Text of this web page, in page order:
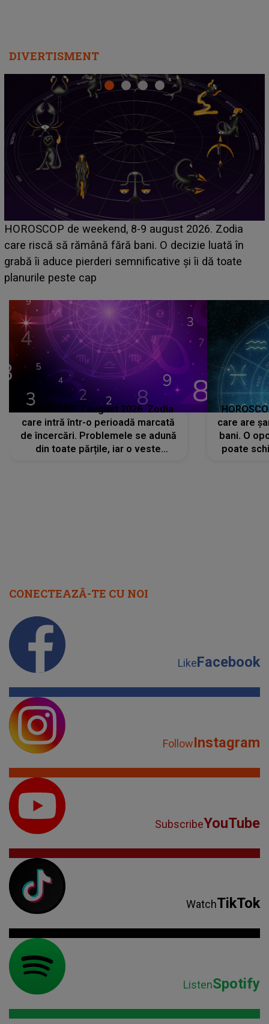
DIVERTISMENT
Emanuel a ținut ACEST DETALIU ASCUNS până
acum! În fața Alexandrei, concurentul din Casa Iubirii
face o MĂRTURISIRE NEAȘTEPTATĂ despre mama
sa: "I-am spus și ei în față, eu nu te iubesc pentru
HOROSCOP 7 august 2026. Zodia
care intră într-o perioadă marcată
de încercări. Problemele se adună
din toate părțile, iar o veste
care are
bani. O
poate
CONECTEAZĂ-TE CU NOI
LikeFacebook
FollowInstagram
SubscribeYouTube
WatchTikTok
ListenSpotify